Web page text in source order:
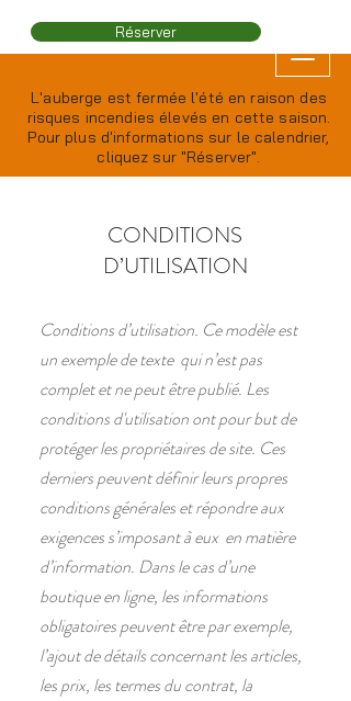
L'auberge est fermée l'été en raison des
risques incendies élevés en cette saison.
Pour plus d'informations sur le calendrier,
cliquez sur "Réserver".
Réserver
CONDITIONS
D’UTILISATION
Conditions d’utilisation. Ce modèle est
un exemple de texte qui n’est pas
complet et ne peut être publié. Les
conditions d'utilisation ont pour but de
protéger les propriétaires de site. Ces
derniers peuvent définir leurs propres
conditions générales et répondre aux
exigences s’imposant à eux en matière
d’information. Dans le cas d’une
boutique en ligne, les informations
obligatoires peuvent être par exemple,
l’ajout de détails concernant les articles,
les prix, les termes du contrat, la